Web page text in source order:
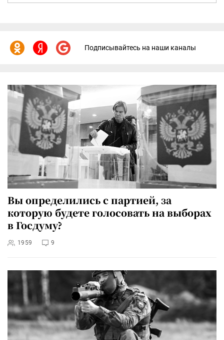
Подписывайтесь на наши каналы
Вы определились с партией, за
которую будете голосовать на выборах
в Госдуму?
1959 9